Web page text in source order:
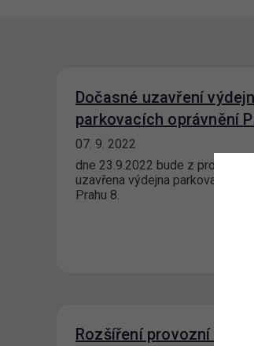
Dočasné uzavření
parkovacích oprávnění
07. 9. 2022
dne 23.9.2022 bude z
uzavřena výdejna parkovacích
Prahu 8.
Rozšíření provozní